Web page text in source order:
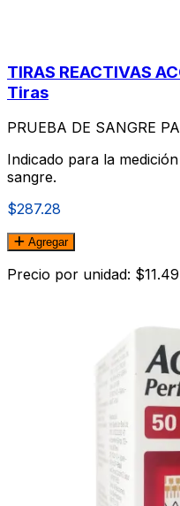
TIRAS REACTIVAS
Tiras
PRUEBA DE SANGRE
Indicado para la
sangre.
$287.28
Agregar
Precio por unidad: $11.49